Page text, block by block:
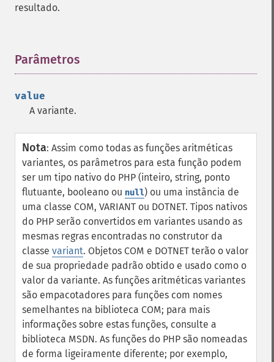
resultado.
Parâmetros
value
A variante.
Nota: Assim como todas as funções aritméticas
variantes, os parâmetros para esta função podem
ser um tipo nativo do PHP (inteiro, string, ponto
flutuante, booleano ou null) ou uma instância de
uma classe COM, VARIANT ou DOTNET. Tipos nativos
do PHP serão convertidos em variantes usando as
mesmas regras encontradas no construtor da
classe variant. Objetos COM e DOTNET terão o valor
de sua propriedade padrão obtido e usado como o
valor da variante. As funções aritméticas variantes
são empacotadores para funções com nomes
semelhantes na biblioteca COM; para mais
informações sobre estas funções, consulte a
biblioteca MSDN. As funções do PHP são nomeadas
de forma ligeiramente diferente; por exemplo,